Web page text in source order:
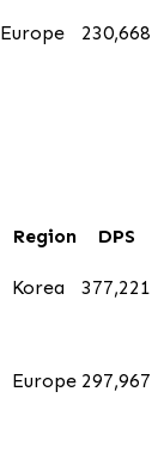
Europe 230,668
Region DPS
Korea 377,221
Europe 297,967